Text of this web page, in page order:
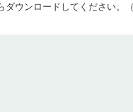
ウンロードしてください。（